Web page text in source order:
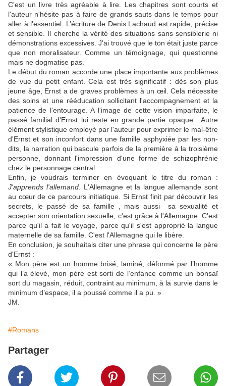
C'est un livre très agréable à lire. Les chapitres sont courts et
l'auteur n'hésite pas à faire de grands sauts dans le temps pour
aller à l'essentiel. L’écriture de Denis Lachaud est rapide, précise
et sensible. Il cherche la vérité des situations sans sensiblerie ni
démonstrations excessives. J'ai trouvé que le ton était juste parce
que non moralisateur. Comme un témoignage, qui questionne
mais ne dogmatise pas.
Le début du roman accorde une place importante aux problèmes
de vue du petit enfant. Cela est très significatif : dès son plus
jeune âge, Ernst a de graves problèmes à un œil. Cela nécessite
des soins et une rééducation sollicitant l'accompagnement et la
patience de l'entourage. A l'image de cette vision imparfaite, le
passé familial d'Ernst lui reste en grande partie opaque . Autre
élément stylistique employé par l'auteur pour exprimer le mal-être
d'Ernst et son inconfort dans une famille asphyxiée par les non-
dits, la narration qui bascule parfois de la première à la troisième
personne, donnant l'impression d'une forme de schizophrénie
chez le personnage central.
Enfin, je voudrais terminer en évoquant le titre du roman :
J'apprends l'allemand. L'Allemagne et la langue allemande sont
au cœur de ce parcours initiatique. Si Ernst finit par découvrir les
secrets, le passé de sa famille , mais aussi sa sexualité et
accepter son orientation sexuelle, c'est grâce à l'Allemagne. C'est
parce qu'il a fait le voyage, parce qu'il s'est approprié la langue
maternelle de sa famille. C'est l'Allemagne qui le libère.
En conclusion, je souhaitais citer une phrase qui concerne le père
d'Ernst :
« Mon père est un homme brisé, laminé, déformé par l’homme
qui l’a élevé, mon père est sorti de l’enfance comme un bonsaï
sort du magasin, réduit, contraint au minimum, à la survie dans le
minimum d’espace, il a poussé comme il a pu. »
JM.
#Romans
Partager